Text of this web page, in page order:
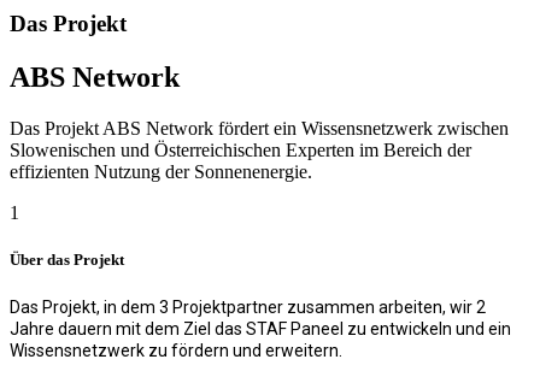
Das Projekt
ABS Network
Das Projekt ABS Network fördert ein Wissensnetzwerk zwischen
Slowenischen und Österreichischen Experten im Bereich der
effizienten Nutzung der Sonnenenergie.
1
Über das Projekt
Das Projekt, in dem 3 Projektpartner zusammen arbeiten, wir 2
Jahre dauern mit dem Ziel das STAF Paneel zu entwickeln und ein
Wissensnetzwerk zu fördern und erweitern.